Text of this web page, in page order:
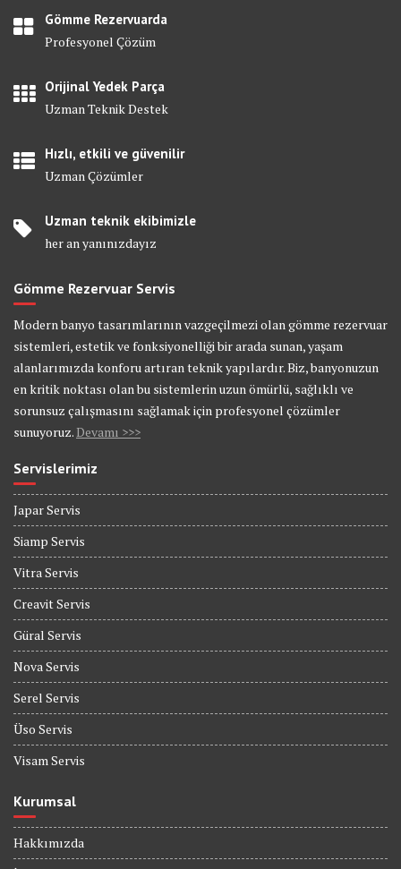
Gömme Rezervuarda
Profesyonel Çözüm
Orijinal Yedek Parça
Uzman Teknik Destek
Hızlı, etkili ve güvenilir
Uzman Çözümler
Uzman teknik ekibimizle
her an yanınızdayız
Gömme Rezervuar Servis
Modern banyo tasarımlarının vazgeçilmezi olan gömme rezervuar
sistemleri, estetik ve fonksiyonelliği bir arada sunan, yaşam
alanlarımızda konforu artıran teknik yapılardır. Biz, banyonuzun
en kritik noktası olan bu sistemlerin uzun ömürlü, sağlıklı ve
sorunsuz çalışmasını sağlamak için profesyonel çözümler
sunuyoruz.Devamı >>>
Servislerimiz
Japar Servis
Siamp Servis
Vitra Servis
Creavit Servis
Güral Servis
Nova Servis
Serel Servis
Üso Servis
Visam Servis
Kurumsal
Hakkımızda